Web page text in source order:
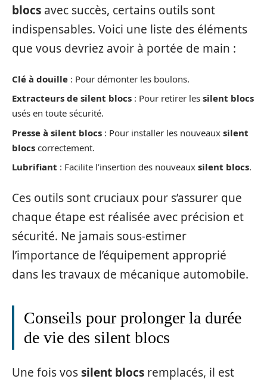
blocs avec succès, certains outils sont
indispensables. Voici une liste des éléments
que vous devriez avoir à portée de main :
Clé à douille : Pour démonter les boulons.
Extracteurs de silent blocs : Pour retirer les silent blocs
usés en toute sécurité.
Presse à silent blocs : Pour installer les nouveaux silent
blocs correctement.
Lubrifiant : Facilite l’insertion des nouveaux silent blocs.
Ces outils sont cruciaux pour s’assurer que
chaque étape est réalisée avec précision et
sécurité. Ne jamais sous-estimer
l’importance de l’équipement approprié
dans les travaux de mécanique automobile.
Conseils pour prolonger la durée
de vie des silent blocs
Une fois vossilent blocs remplacés, il est